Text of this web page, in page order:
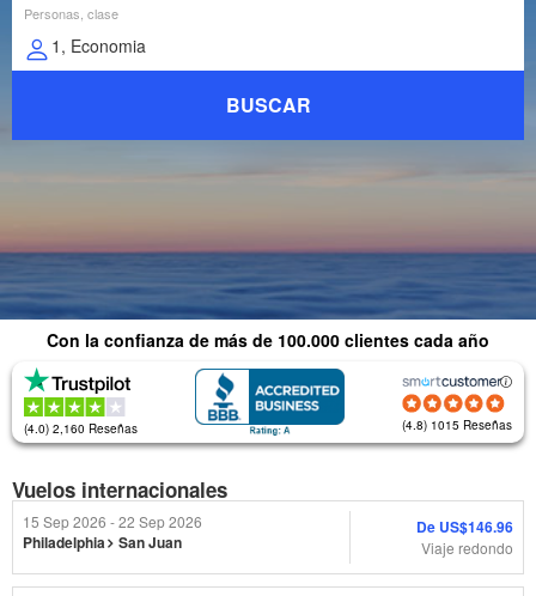
Personas, clase
BUSCAR
Con la confianza de más de 100.000 clientes cada año
(4.0) 2,160 Reseñas (4.8) 1015 Reseñas
Vuelos internacionales
15 Sep 2026 - 22 Sep 2026
Philadelphia San Juan
DeUS$146.96
Viaje redondo